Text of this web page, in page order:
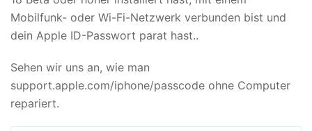
Mobilfunk- oder Wi-Fi-Netzwerk verbunden bist und
dein Apple ID-Passwort parat hast..
Sehen wir uns an, wie man
support.apple.com/iphone/passcode ohne Computer
repariert.